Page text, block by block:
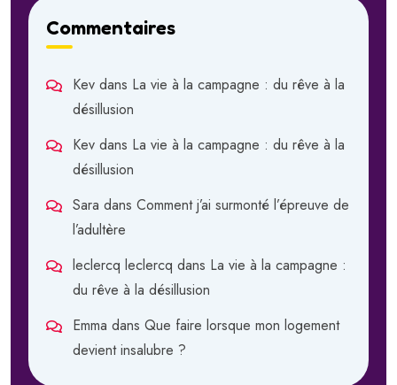
Commentaires
Kev dans La vie à la campagne : du rêve à la
désillusion
Kev dans La vie à la campagne : du rêve à la
désillusion
Sara dans Comment j’ai surmonté l’épreuve de
l’adultère
leclercq leclercq dans La vie à la campagne :
du rêve à la désillusion
Emma dans Que faire lorsque mon logement
devient insalubre ?